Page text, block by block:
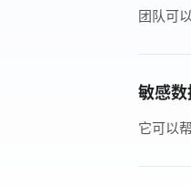
团队可
敏感数
它可以